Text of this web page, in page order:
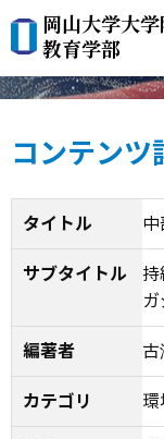
岡山大学大
教育学部
中
コンテンツ
タイトル
サブタイトル
編著者 古
カテゴリ 環